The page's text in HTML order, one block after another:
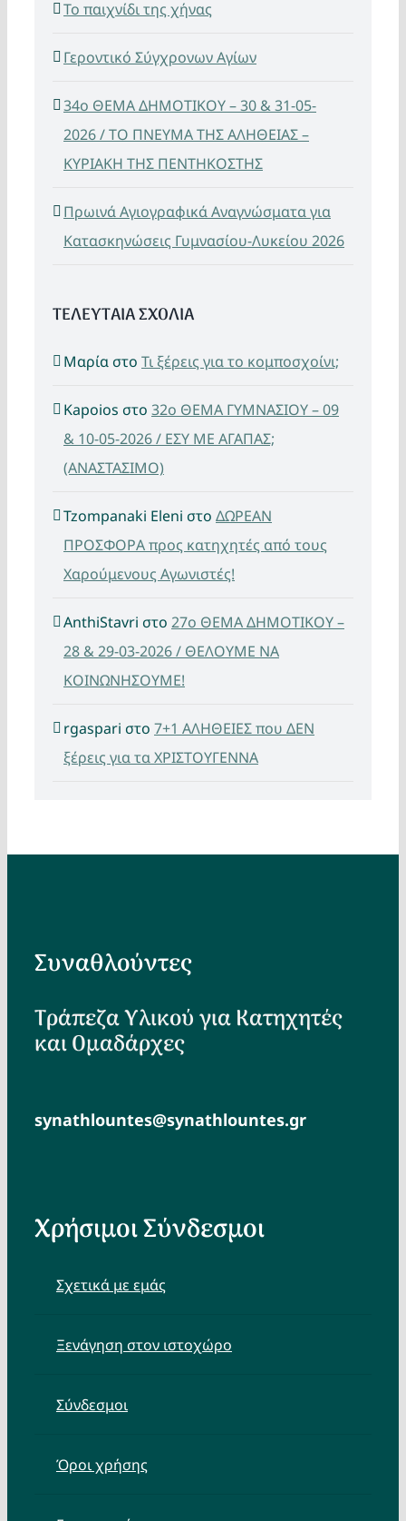
Το παιχνίδι της χήνας
Γεροντικό Σύγχρονων Αγίων
34ο ΘΕΜΑ ΔΗΜΟΤΙΚΟΥ – 30 & 31-05-
2026 / ΤΟ ΠΝΕΥΜΑ ΤΗΣ ΑΛΗΘΕΙΑΣ –
ΚΥΡΙΑΚΗ ΤΗΣ ΠΕΝΤΗΚΟΣΤΗΣ
Πρωινά Αγιογραφικά Αναγνώσματα για
Κατασκηνώσεις Γυμνασίου-Λυκείου 2026
ΤΕΛΕΥΤΑΙΑ ΣΧΟΛΙΑ
Μαρία στο Τι ξέρεις για το κομποσχοίνι;
Kapoios στο 32ο ΘΕΜΑ ΓΥΜΝΑΣΙΟΥ – 09
& 10-05-2026 / ΕΣΥ ΜΕ ΑΓΑΠΑΣ;
(ΑΝΑΣΤΑΣΙΜΟ)
Tzompanaki Eleni στο ΔΩΡΕΑΝ
ΠΡΟΣΦΟΡΑ προς κατηχητές από τους
Χαρούμενους Αγωνιστές!
AnthiStavri στο 27ο ΘΕΜΑ ΔΗΜΟΤΙΚΟΥ –
28 & 29-03-2026 / ΘΕΛΟΥΜΕ ΝΑ
ΚΟΙΝΩΝΗΣΟΥΜΕ!
rgaspari στο 7+1 ΑΛΗΘΕΙΕΣ που ΔΕΝ
ξέρεις για τα ΧΡΙΣΤΟΥΓΕΝΝΑ
Συναθλούντες
Τράπεζα Υλικού για Κατηχητές
και Ομαδάρχες
synathlountes@synathlountes.gr
Χρήσιμοι Σύνδεσμοι
Σχετικά με εμάς
Ξενάγηση στον ιστοχώρο
Σύνδεσμοι
Όροι χρήσης